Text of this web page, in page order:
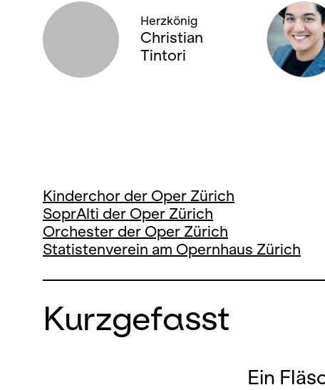
Herzkönig
Christian
Tintori
Kinderchor der Oper Zürich
SoprAlti der Oper Zürich
Orchester der Oper Zürich
Statistenverein am Opernhaus Zürich
Kurzgefasst
Ein